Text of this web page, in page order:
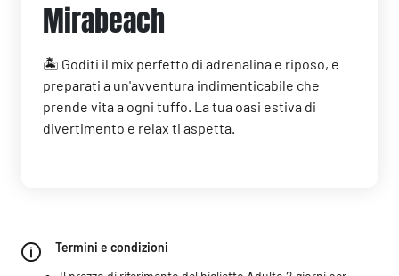
Mirabeach
🏝️ Goditi il mix perfetto di adrenalina e riposo, e
preparati a un'avventura indimenticabile che
prende vita a ogni tuffo. La tua oasi estiva di
divertimento e relax ti aspetta.
Termini e condizioni